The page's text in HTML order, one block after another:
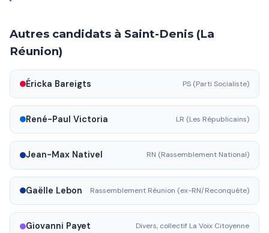
Autres candidats à Saint-Denis (La
Réunion)
Éricka Bareigts PS (Parti Socialiste)
René-Paul Victoria LR (Les Républicains)
Jean-Max Nativel RN (Rassemblement National)
Gaëlle Lebon Rassemblement Réunion (ex-RN/Reconquête)
Giovanni Payet Divers, collectif La Voix Citoyenne